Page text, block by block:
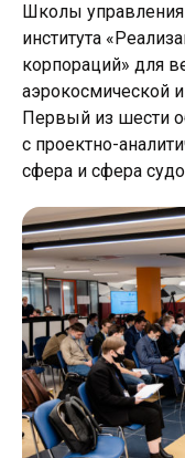
Школы
института
корпораций» для
аэрокосмической
Первый из шести
с проектно-
сфера и сфера